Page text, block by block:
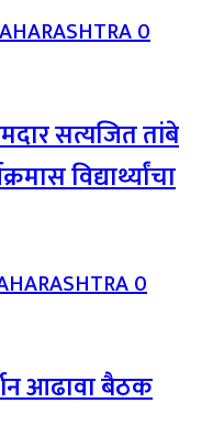
0
सत्यजित तांबे
विद्यार्थ्यांचा
0
आढावा बैठक